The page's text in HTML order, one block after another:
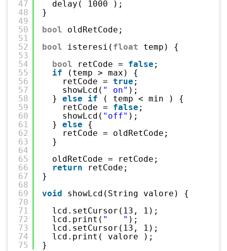
47
48
49
50
51
52
53
54
55
56
57
58
59
60
61
62
63
64
65
66
67
68
69
70
71
72
73
74
75
delay( 1000 );
}
bool
oldRetCode;
bool
isteresi( float
temp) {
bool
retCode = false ;
if
(temp > max) {
retCode = true ;
showLcd( " on" );
} else if
( temp < min ) {
retCode = false ;
showLcd( "off" );
} else
{
retCode = oldRetCode;
}
oldRetCode = retCode;
return
retCode;
}
void
showLcd(String valore) {
lcd.setCursor(13, 1);
lcd.print( "   " );
lcd.setCursor(13, 1);
lcd.print( valore );
}